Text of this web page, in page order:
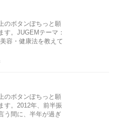
のボタンぽちっと願
す。JUGEMテーマ：
容・健康法を教えて
のボタンぽちっと願
す。2012年、前半振
う間に、半年が過ぎ